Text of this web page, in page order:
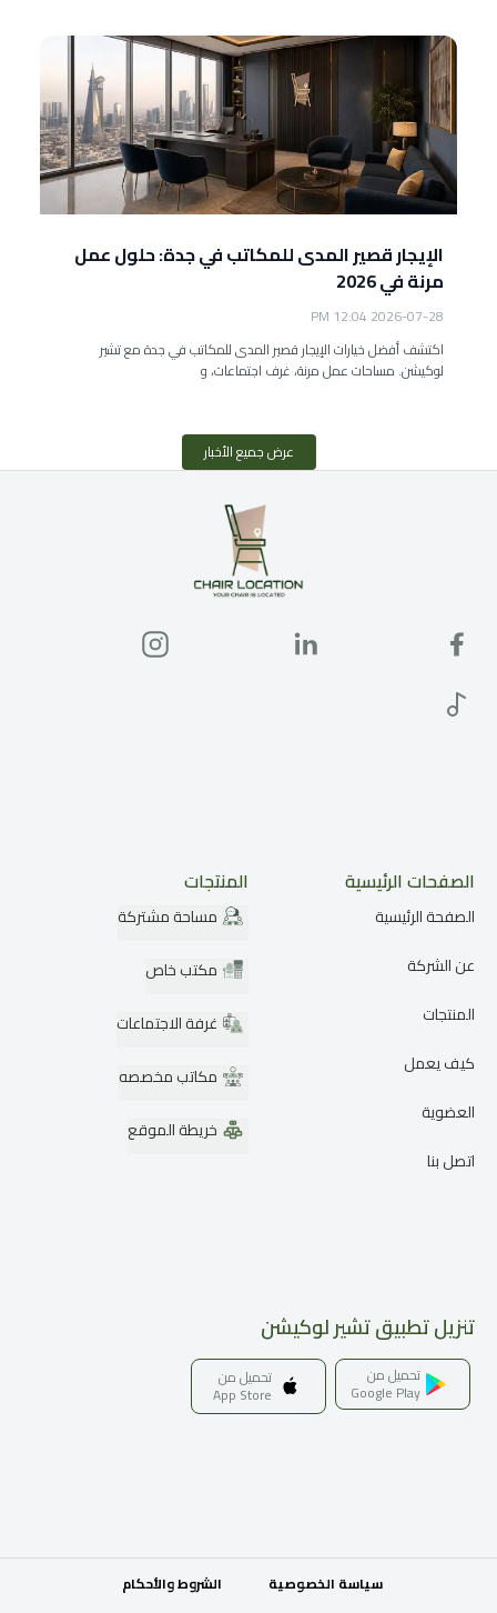
الإيجار قصير المدى للمكاتب في جدة: حلول عمل
مرنة في 2026
2026-07-28 12:04 PM
اكتشف أفضل خيارات الإيجار قصير المدى للمكاتب في جدة مع تشير
لوكيشن. مساحات عمل مرنة، غرف اجتماعات، و
عرض جميع الأخبار
الصفحات الرئيسية
الصفحة الرئيسية
عن الشركة
المنتجات
كيف يعمل
العضوية
اتصل بنا
المنتجات
مساحة مشتركة
مكتب خاص
غرفة الاجتماعات
مكاتب مخصصه
خريطة الموقع
تنزيل تطبيق تشير لوكيشن
تحميل من
Google Play
تحميل من
App Store
سياسة الخصوصية
الشروط والأحكام